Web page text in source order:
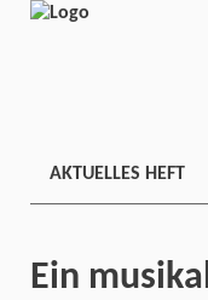
AKTUELLES HEFT
Ein